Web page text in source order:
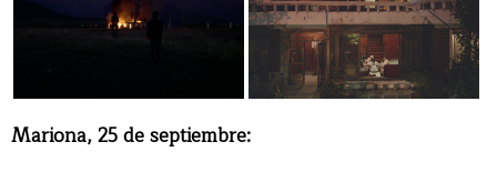
Mariona, 25 de septiembre: